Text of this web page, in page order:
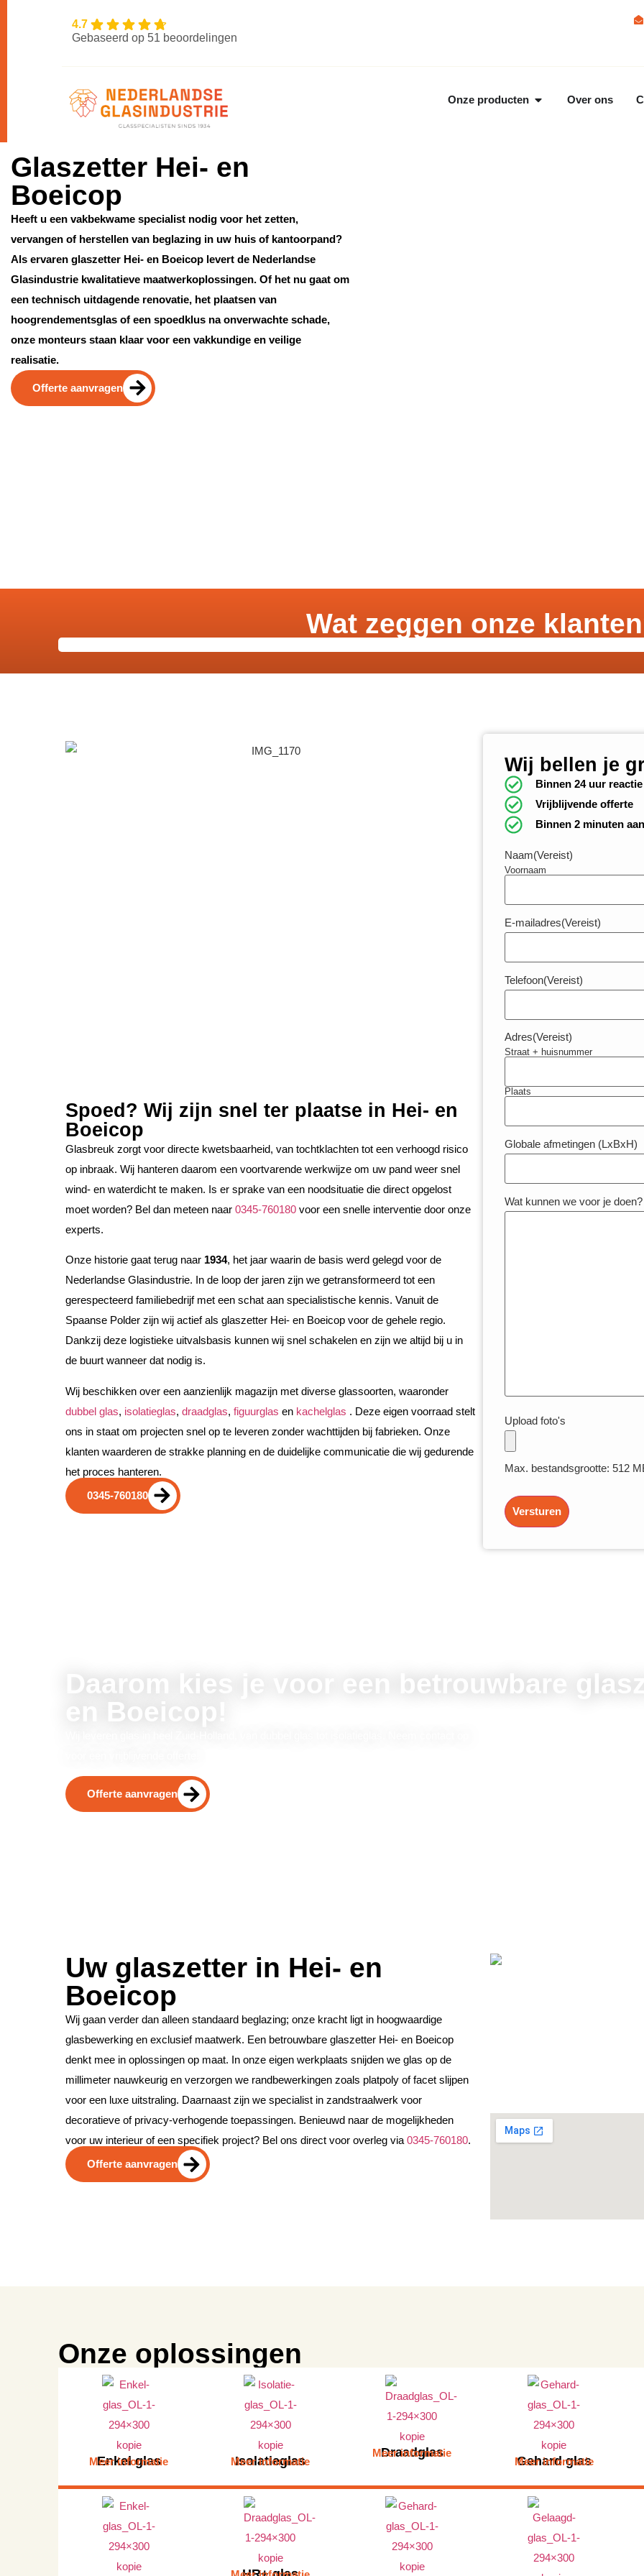
4.7
Gebaseerd op 51 beoordelingen
Onze producten Over ons
Glaszetter Hei- en
Boeicop
Heeft u een vakbekwame specialist nodig voor het zetten,
vervangen of herstellen van beglazing in uw huis of kantoorpand?
Als ervaren glaszetter Hei- en Boeicop levert de Nederlandse
Glasindustrie kwalitatieve maatwerkoplossingen. Of het nu gaat om
een technisch uitdagende renovatie, het plaatsen van
hoogrendementsglas of een spoedklus na onverwachte schade,
onze monteurs staan klaar voor een vakkundige en veilige
realisatie.
Offerte aanvragen
Wat zeggen onze
Spoed? Wij zijn snel ter plaatse in Hei- en
Boeicop
Glasbreuk zorgt voor directe kwetsbaarheid, van tochtklachten tot een verhoogd risico
op inbraak. Wij hanteren daarom een voortvarende werkwijze om uw pand weer snel
wind- en waterdicht te maken. Is er sprake van een noodsituatie die direct opgelost
moet worden? Bel dan meteen naar 0345-760180voor een snelle interventie door onze
experts.
Onze historie gaat terug naar 1934, het jaar waarin de basis werd gelegd voor de
Nederlandse Glasindustrie. In de loop der jaren zijn we getransformeerd tot een
gerespecteerd familiebedrijf met een schat aan specialistische kennis. Vanuit de
Spaanse Polder zijn wij actief als glaszetter Hei- en Boeicop voor de gehele regio.
Dankzij deze logistieke uitvalsbasis kunnen wij snel schakelen en zijn we altijd bij u in
de buurt wanneer dat nodig is.
Wij beschikken over een aanzienlijk magazijn met diverse glassoorten, waaronder
dubbel glas, isolatieglas, draadglas, figuurglas en kachelglas . Deze eigen voorraad stelt
ons in staat om projecten snel op te leveren zonder wachttijden bij fabrieken. Onze
klanten waarderen de strakke planning en de duidelijke communicatie die wij gedurende
het proces hanteren.
0345-760180
Wij bellen je
Binnen 24 uur reactie
Vrijblijvende offerte
Binnen 2 minuten
Naam(Vereist)
Voornaam
E-mailadres(Vereist)
Telefoon(Vereist)
Adres(Vereist)
Straat + huisnummer
Plaats
Globale afmetingen (LxBxH)
Wat kunnen we voor je doen?
Upload foto's
Max. bestandsgrootte: 512
Versturen
Daarom kies je voor een betrouwbare
en Boeicop!
Offerte aanvragen
Uw glaszetter in Hei- en
Boeicop
Wij gaan verder dan alleen standaard beglazing; onze kracht ligt in hoogwaardige
glasbewerking en exclusief maatwerk. Een betrouwbare glaszetter Hei- en Boeicop
denkt mee in oplossingen op maat. In onze eigen werkplaats snijden we glas op de
millimeter nauwkeurig en verzorgen we randbewerkingen zoals platpoly of facet slijpen
voor een luxe uitstraling. Daarnaast zijn we specialist in zandstraalwerk voor
decoratieve of privacy-verhogende toepassingen. Benieuwd naar de mogelijkheden
voor uw interieur of een specifiek project? Bel ons direct voor overleg via 0345-760180.
Offerte aanvragen
Onze oplossingen
Enkel glas
Meer informatie Isolatieglas
Meer informatie
Draadglas
Meer informatie
Gehard glas
Meer informatie